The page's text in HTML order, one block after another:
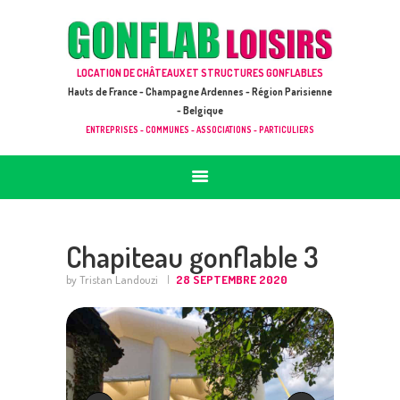
LOCATION DE CHÂTEAUX ET STRUCTURES GONFLABLES
Hauts de France - Champagne Ardennes - Région Parisienne
- Belgique
ENTREPRISES - COMMUNES - ASSOCIATIONS - PARTICULIERS
GONFLAB LOISIRS
ACCUEIL
JEUX À LOUER & PRESTATIONS
CATALOGUE / TARIF
DEMANDE DE DEVIS (SOUS 24H)
Chapiteau gonflable 3
by Tristan Landouzi 28 SEPTEMBRE 2020